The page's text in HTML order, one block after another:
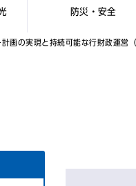
防災・安全
画の実現と持続可能な行財政運営